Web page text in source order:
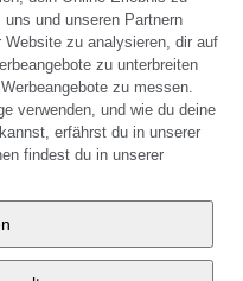
und unseren Partnern
zu analysieren, dir auf
zu unterbreiten
zu messen.
verwenden, und wie du deine
erfährst du in unserer
findest du in unserer